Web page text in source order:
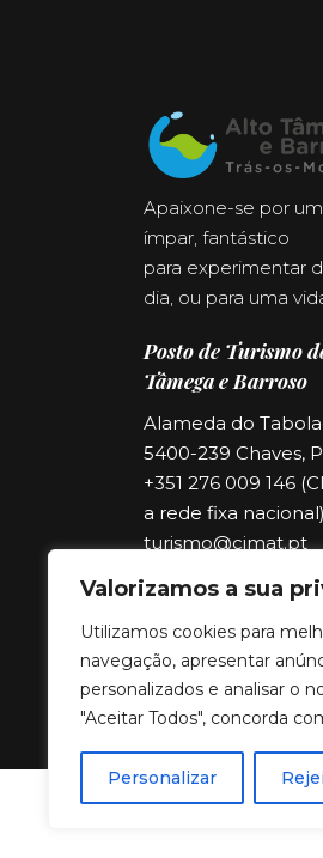
Valorizamos a sua
Utilizamos cookies para
navegação, apresentar
personalizados e analisar o
"Aceitar Todos", concorda
Personalizar
Apaixone-se por
ímpar, fantástico
para experimentar
dia, ou para uma
Posto de Turismo
Tâmega e Barroso
Alameda do
5400-239 Chaves,
+351 276 009 146
a rede fixa nacional)
turismo@cimat.pt